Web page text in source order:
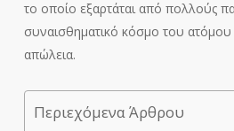
το οποίο εξαρτάται από πολλούς
συναισθηματικό κόσμο του ατόμου
απώλεια.
Περιεχόμενα Άρθρου